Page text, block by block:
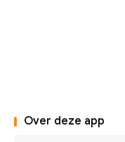
Over deze app